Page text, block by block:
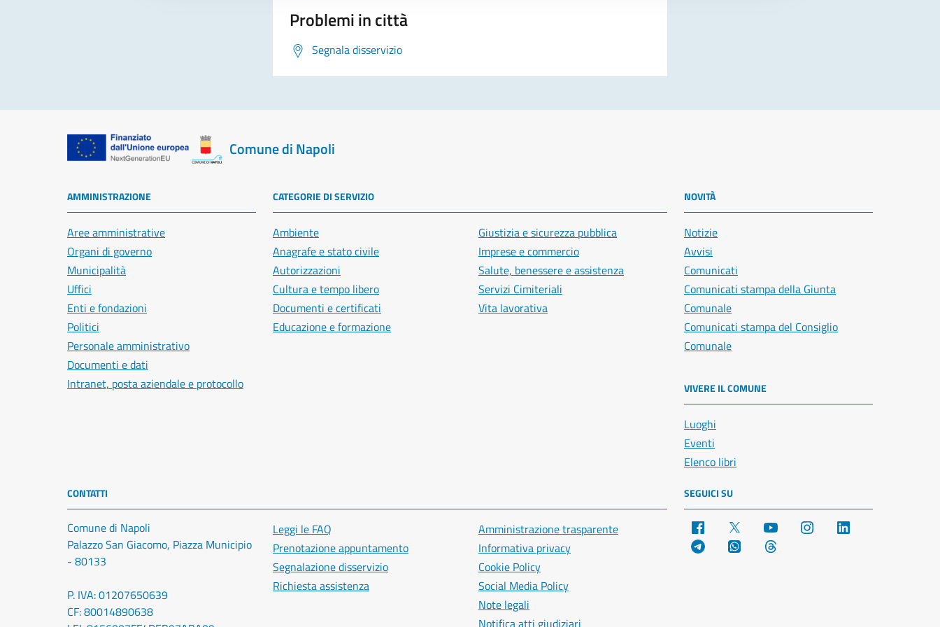
Problemi in città
Segnala disservizio
Comune di Napoli
AMMINISTRAZIONE
Aree amministrative
Organi di governo
Municipalità
Uffici
Enti e fondazioni
Politici
Personale amministrativo
Documenti e dati
Intranet, posta aziendale e protocollo
CATEGORIE DI SERVIZIO
Ambiente
Anagrafe e stato civile
Autorizzazioni
Cultura e tempo libero
Documenti e certificati
Educazione e formazione
Giustizia e sicurezza pubblica
Imprese e commercio
Salute, benessere e assistenza
Servizi Cimiteriali
Vita lavorativa
NOVITÀ
Notizie
Avvisi
Comunicati
Comunicati stampa della Giunta
Comunale
Comunicati stampa del Consiglio
Comunale
VIVERE IL COMUNE
Luoghi
Eventi
Elenco libri
CONTATTI
Comune di Napoli
Palazzo San Giacomo, Piazza Municipio
- 80133
P. IVA: 01207650639
CF: 80014890638
Leggi le FAQ
Prenotazione appuntamento
Segnalazione disservizio
Richiesta assistenza
Amministrazione trasparente
Informativa privacy
Cookie Policy
Social Media Policy
Note legali
SEGUICI SU
Facebook YouTube Instagram
Telegram WhatsApp